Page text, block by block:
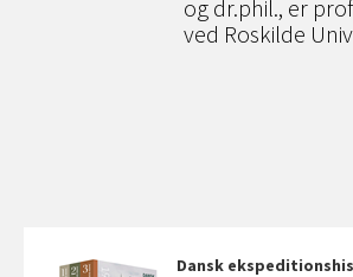
og dr.phil., er
ved Roskilde
Dansk ekspeditions